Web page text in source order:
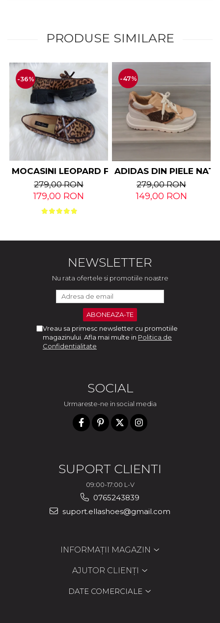
PRODUSE SIMILARE
-36%
MOCASINI LEOPARD FUNDĂ PIELE NATURALĂ
279,00 RON
179,00 RON
-47%
ADIDAS DIN PIELE
279,00 RON
149,00 RON
NEWSLETTER
Nu rata ofertele si promotiile noastre
Vreau sa primesc newsletter cu promotiile
magazinului. Afla mai multe in Politica de
Confidentialitate
SOCIAL
Urmareste-ne in social media
SUPORT CLIENTI
09:00-17:00 L-V
0765243839
suport.ellashoes@gmail.com
INFORMAȚII MAGAZIN
AJUTOR CLIENȚI
DATE COMERCIALE